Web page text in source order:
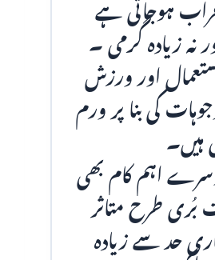
ہوجاتی ہے
زیادہ گرمی ۔
اور ورزش
کی بنا پر ورم
ہیں۔
صاف کرنے کے ساتھ‌ساتھ جسم میں تقریباً ۵۰۰ دوسرے اہم کام بھی
بُری طرح متاثر
حد سے زیادہ